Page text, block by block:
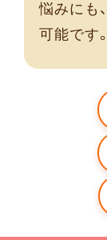
悩みにも
可能です。